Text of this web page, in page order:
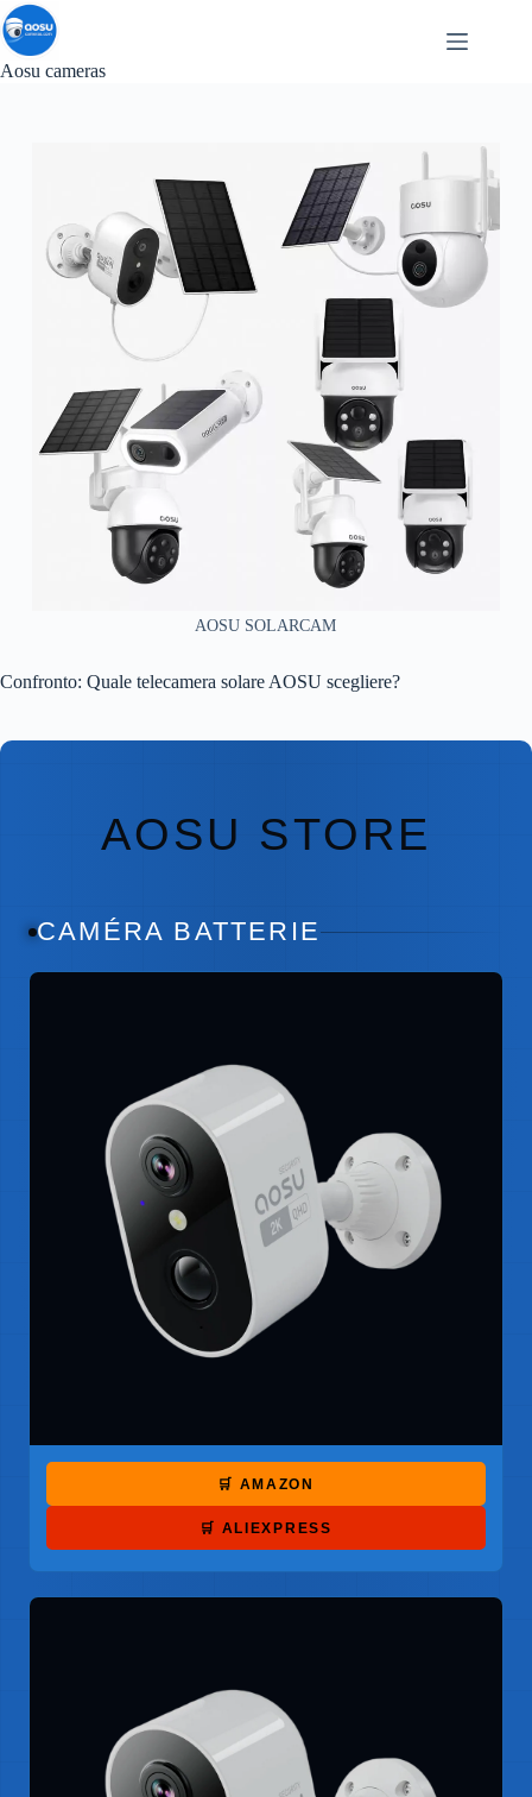
Salta
al
contenuto
Aosu cameras
AOSU SOLARCAM
Confronto: Quale telecamera solare AOSU scegliere?
AOSU STORE
CAMÉRA BATTERIE
🛒 AMAZON
🛒 ALIEXPRESS